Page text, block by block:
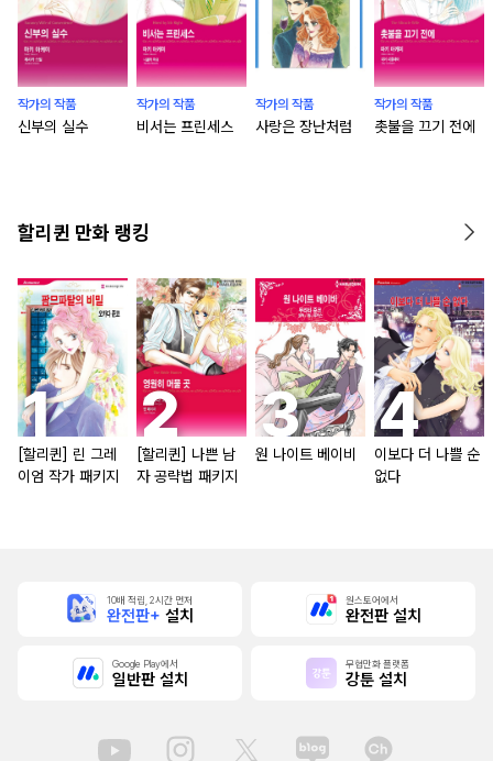
작가의 작품
신부의 실수
작가의 작품
비서는 프린세스
작가의 작품
사랑은 장난처럼
작가의 작품
촛불을 끄기 전에
할리퀸 만화 랭킹
[할리퀸] 린 그레
이엄 작가 패키지
[할리퀸] 나쁜 남
자 공략법 패키지
원 나이트 베이비
이보다 더 나쁠 순
없다
10배 적립, 2시간 먼저
완전판+ 설치
원스토어에서
완전판 설치
Google Play에서
일반판 설치
무협만화 플랫폼
강툰 설치